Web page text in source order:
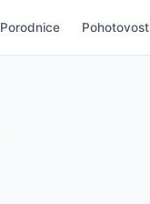
Porodnice Pohotovost